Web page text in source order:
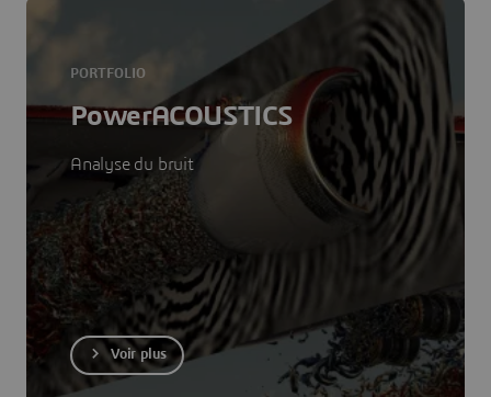
PORTFOLIO
PowerACOUSTICS
Analyse du bruit
Voir plus